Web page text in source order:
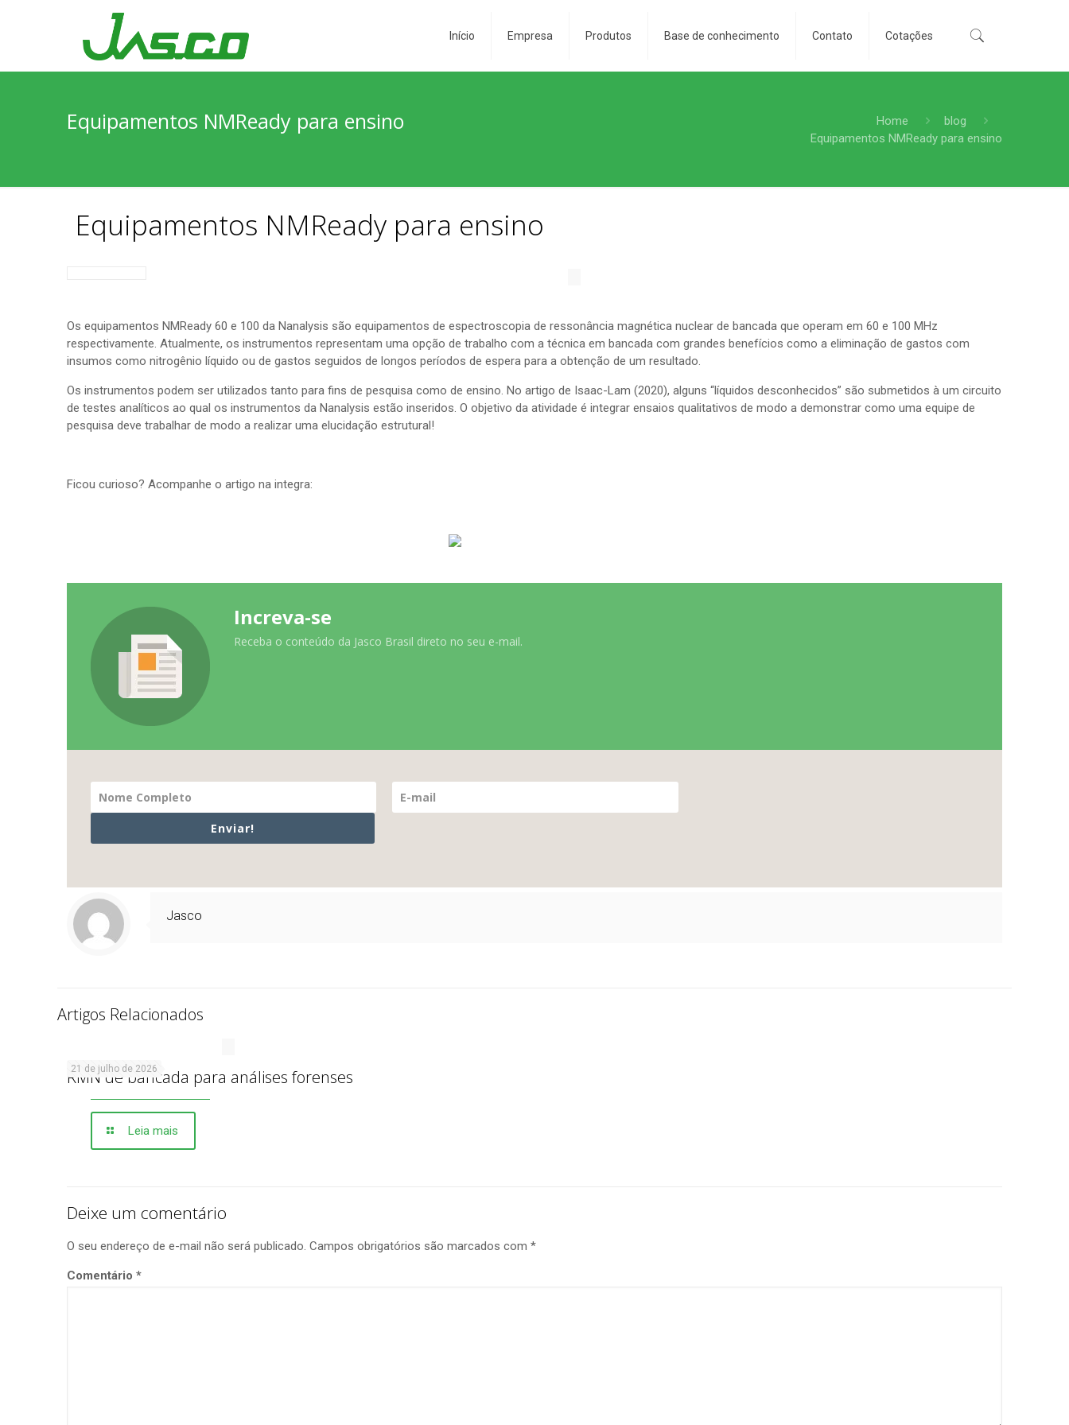
Início Empresa Produtos Base de conhecimento Contato Cotações
Equipamentos NMReady para ensino Home
blog
Equipamentos NMReady para ensino
Equipamentos NMReady para ensino
Os equipamentos NMReady 60 e 100 da Nanalysis são equipamentos de espectroscopia de ressonância magnética nuclear de bancada que operam em 60 e 100 MHz
respectivamente. Atualmente, os instrumentos representam uma opção de trabalho com a técnica em bancada com grandes benefícios como a eliminação de gastos com
insumos como nitrogênio líquido ou de gastos seguidos de longos períodos de espera para a obtenção de um resultado.
Os instrumentos podem ser utilizados tanto para fins de pesquisa como de ensino. No artigo de Isaac-Lam (2020), alguns “líquidos desconhecidos” são submetidos à um circuito
de testes analíticos ao qual os instrumentos da Nanalysis estão inseridos. O objetivo da atividade é integrar ensaios qualitativos de modo a demonstrar como uma equipe de
pesquisa deve trabalhar de modo a realizar uma elucidação estrutural!
Ficou curioso? Acompanhe o artigo na integra:
Increva-se
Receba o conteúdo da Jasco Brasil direto no seu e-mail.
Enviar!
Jasco
Artigos Relacionados
21 de julho de 2026
RMN de bancada para análises forenses
Leia mais
Deixe um comentário
O seu endereço de e-mail não será publicado. Campos obrigatórios são marcados com *
Comentário *